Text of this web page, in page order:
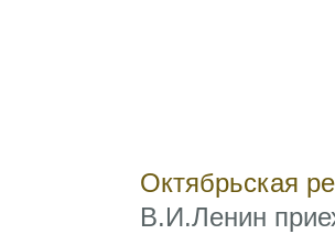
Октябрьская
В.И.Ленин